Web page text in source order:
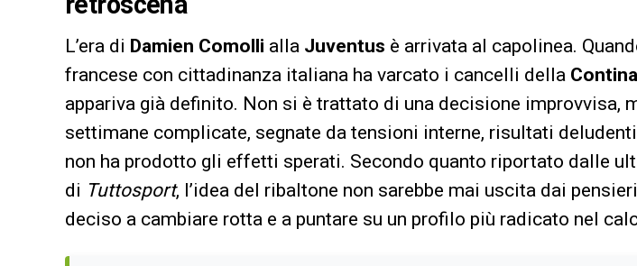
L’era di Damien Comolli alla Juventus è arrivata al capolinea.
francese con cittadinanza italiana ha varcato i cancelli della
appariva già definito. Non si è trattato di una decisione improvvisa,
settimane complicate, segnate da tensioni interne, risultati
non ha prodotto gli effetti sperati. Secondo quanto riportato dalle
di Tuttosport, l’idea del ribaltone non sarebbe mai uscita dai
deciso a cambiare rotta e a puntare su un profilo più radicato nel